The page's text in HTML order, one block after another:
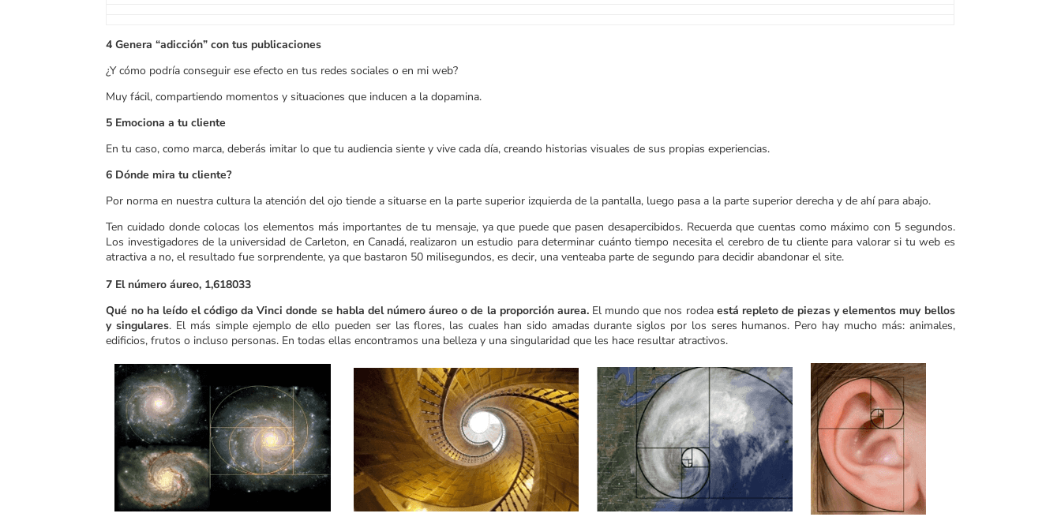
4 Genera “adicción” con tus publicaciones
¿Y cómo podría conseguir ese efecto en tus redes sociales o en mi web?
Muy fácil, compartiendo momentos y situaciones que inducen a la dopamina.
5 Emociona a tu cliente
En tu caso, como marca, deberás imitar lo que tu audiencia siente y vive cada día, creando historias visuales de sus propias experiencias.
6 Dónde mira tu cliente?
Por norma en nuestra cultura la atención del ojo tiende a situarse en la parte superior izquierda de la pantalla, luego pasa a la parte superior derecha y de ahí para abajo.
Ten cuidado donde colocas los elementos más importantes de tu mensaje, ya que puede que pasen desapercibidos. Recuerda que cuentas como máximo con 5 segundos.
Los investigadores de la universidad de Carleton, en Canadá, realizaron un estudio para determinar cuánto tiempo necesita el cerebro de tu cliente para valorar si tu web es
atractiva a no, el resultado fue sorprendente, ya que bastaron 50 milisegundos, es decir, una venteaba parte de segundo para decidir abandonar el site.
7 El número áureo, 1,618033
Qué no ha leído el código da Vinci donde se habla del número áureo o de la proporción aurea. El mundo que nos rodea está repleto de piezas y elementos muy bellos
y singulares. El más simple ejemplo de ello pueden ser las flores, las cuales han sido amadas durante siglos por los seres humanos. Pero hay mucho más: animales,
edificios, frutos o incluso personas. En todas ellas encontramos una belleza y una singularidad que les hace resultar atractivos.